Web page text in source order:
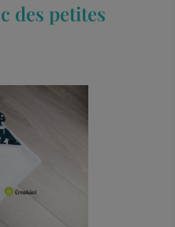
des petites